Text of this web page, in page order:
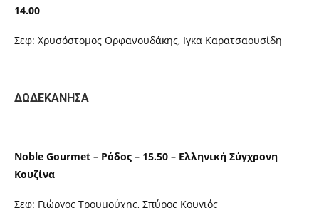
14.00
Σεφ: Χρυσόστομος Ορφανουδάκης, Ιγκα Καρατσαουσίδη
ΔΩΔΕΚΑΝΗΣΑ
Noble Gourmet – Ρόδος – 15.50 – Ελληνική Σύγχρονη
Κουζίνα
Σεφ: Γιώργος Τρουμούχης, Σπύρος Κουγιός